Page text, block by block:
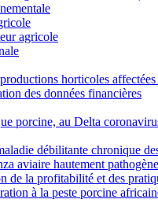
agricole
horticoles
des données financières
porcine, au Delta
débilitante chronique
aviaire hautement pathogène
de la profitabilité et des
à la peste porcine